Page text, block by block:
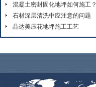
混凝土密封固化地坪如何施工？
石材深层清洗中应注意的问题
晶达美压花地坪施工工艺